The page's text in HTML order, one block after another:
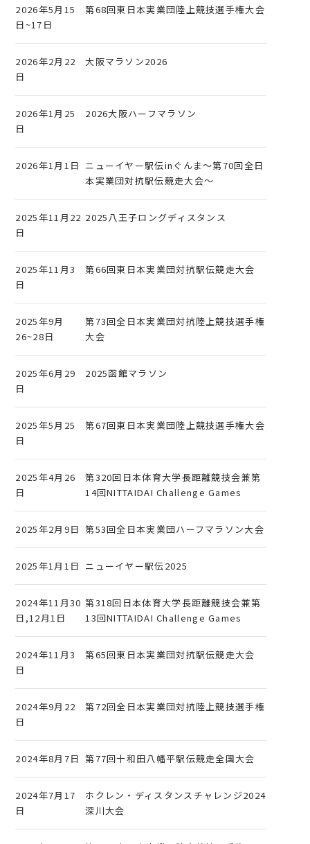
2026年5月15
日~17日
第68回東日本実業団陸上競技選手権大会
2026年2月22
日
大阪マラソン2026
2026年1月25
日
2026大阪ハーフマラソン
2026年1月1日 ニューイヤー駅伝inぐんま～第70回全日
本実業団対抗駅伝競走大会～
2025年11月22
日
2025八王子ロングディスタンス
2025年11月3
日
第66回東日本実業団対抗駅伝競走大会
2025年9月
26~28日
第73回全日本実業団対抗陸上競技選手権
大会
2025年6月29
日
2025函館マラソン
2025年5月25
日
第67回東日本実業団陸上競技選手権大会
2025年4月26
日
第320回日本体育大学長距離競技会兼第
14回NITTAIDAI Challenge Games
2025年2月9日 第53回全日本実業団ハーフマラソン大会
2025年1月1日 ニューイヤー駅伝2025
2024年11月30
日,12月1日
第318回日本体育大学長距離競技会兼第
13回NITTAIDAI Challenge Games
2024年11月3
日
第65回東日本実業団対抗駅伝競走大会
2024年9月22
日
第72回全日本実業団対抗陸上競技選手権
2024年8月7日 第77回十和田八幡平駅伝競走全国大会
2024年7月17
日
ホクレン・ディスタンスチャレンジ2024
深川大会